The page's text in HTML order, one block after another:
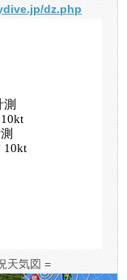
dz.php
天気図 =